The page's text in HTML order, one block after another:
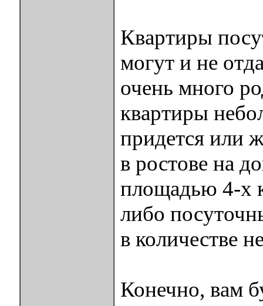
Квартиры
могут и не
очень много
квартиры
придется или
в ростове на
площадью 4-х
либо
в количестве
Конечно, вам